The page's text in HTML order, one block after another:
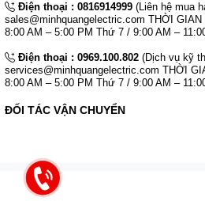
Điện thoại : 0816914999 (Liên hệ mua
sales@minhquangelectric.com THỜI
8:00 AM – 5:00 PM Thứ 7 / 9:00 AM –
Điện thoại : 0969.100.802 (Dịch vụ kỹ
services@minhquangelectric.com THỜI
8:00 AM – 5:00 PM Thứ 7 / 9:00 AM –
ĐỐI TÁC VẬN CHUYỂN